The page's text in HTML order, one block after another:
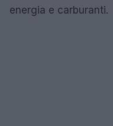
energia e carburanti.